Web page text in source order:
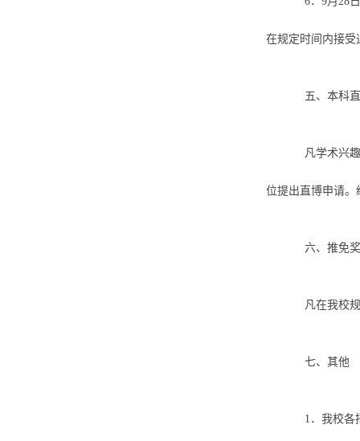
在规定时间内接受
五、本科
凡学术兴
位提出直博申请。
六、推免
凡在我校
七、其他
1．我校各